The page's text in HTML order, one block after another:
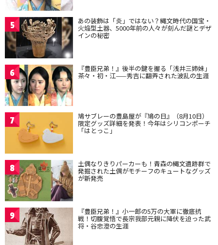
5 あの装飾は「炎」ではない？縄文時代の国宝・
火焔型土器、5000年前の人々が刻んだ謎とデザ
インの秘密
6 『豊臣兄弟！』後半の鍵を握る「浅井三姉妹」
茶々・初・江——秀吉に翻弄された波乱の生涯
7 鳩サブレーの豊島屋が『鳩の日』（8月10日）
限定グッズ詳細を発表！今年はシリコンポーチ
「はとっこ」
8 土偶なりきりパーカーも！青森の縄文遺跡群で
発掘された土偶がモチーフのキュートなグッズ
が新発売
9 『豊臣兄弟！』小一郎の5万の大軍に徹底抗
戦！切腹覚悟で長宗我部元親に降伏を迫った武
将・谷忠澄の生涯